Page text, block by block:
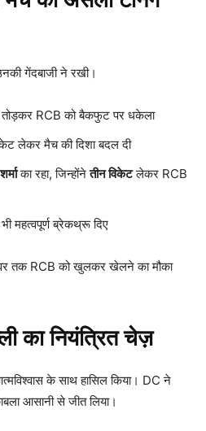
गेंदबाजी ने रखी।
तोड़कर RCB को बैकफुट पर धकेला
लेकर मैच की दिशा बदल दी
का रहा, जिन्होंनेतीन विकेटलेकर RCB
महत्वपूर्ण ब्रेकथ्रू दिए
तक RCB को खुलकर खेलने का मौका
का नियंत्रित चेज़
के साथ हासिल किया। DC ने
आसानी से जीत लिया।